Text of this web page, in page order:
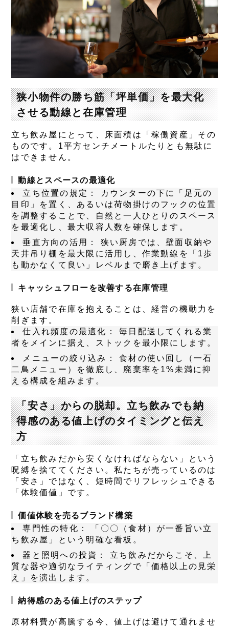
狭小物件の勝ち筋「坪単価」を最大化
させる動線と在庫管理
立ち飲み屋にとって、床面積は「稼働資産」その
ものです。1平方センチメートルたりとも無駄に
はできません。
動線とスペースの最適化
立ち位置の規定：
カウンターの下に「足元の
目印」を置く、あるいは荷物掛けのフックの位置
を調整することで、自然と一人ひとりのスペース
を最適化し、最大収容人数を確保します。
垂直方向の活用：
狭い厨房では、壁面収納や
天井吊り棚を最大限に活用し、作業動線を「1歩
も動かなくて良い」レベルまで磨き上げます。
キャッシュフローを改善する在庫管理
狭い店舗で在庫を抱えることは、経営の機動力を
削ぎます。
仕入れ頻度の最適化：
毎日配送してくれる業
者をメインに据え、ストックを最小限にします。
メニューの絞り込み：
食材の使い回し（一石
二鳥メニュー）を徹底し、廃棄率を1%未満に抑
える構成を組みます。
「安さ」からの脱却。立ち飲みでも納
得感のある値上げのタイミングと伝え
方
「立ち飲みだから安くなければならない」という
呪縛を捨ててください。私たちが売っているのは
「安さ」ではなく、短時間でリフレッシュできる
「体験価値」です。
価値体験を売るブランド構築
専門性の特化：
「〇〇（食材）が一番旨い立
ち飲み屋」という明確な看板。
器と照明への投資：
立ち飲みだからこそ、上
質な器や適切なライティングで「価格以上の見栄
え」を演出します。
納得感のある値上げのステップ
原材料費が高騰する今、値上げは避けて通れませ